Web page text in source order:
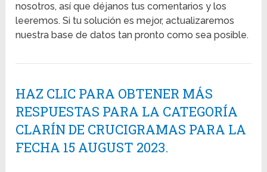
nosotros, así que déjanos tus comentarios y los
leeremos. Si tu solución es mejor, actualizaremos
nuestra base de datos tan pronto como sea posible.
HAZ CLIC PARA OBTENER MÁS
RESPUESTAS PARA LA CATEGORÍA
CLARÍN DE CRUCIGRAMAS PARA LA
FECHA 15 AUGUST 2023.